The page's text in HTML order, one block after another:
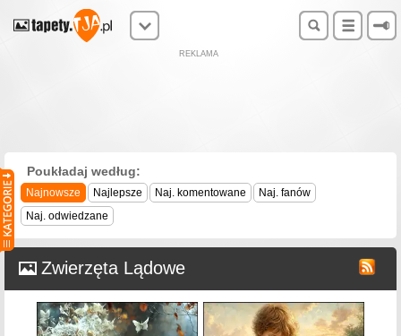
REKLAMA
Poukładaj według:
Najnowsze Najlepsze Naj. komentowane
Naj. fanów
Naj. odwiedzane
Zwierzęta Lądowe